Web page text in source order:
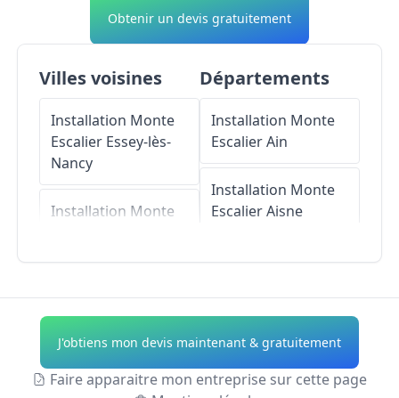
Obtenir un devis gratuitement
Villes voisines
Installation Monte
Escalier Essey-lès-
Nancy
Installation Monte
Escalier
Installation Monte
Escalier
Malzéville
Départements
Installation Monte
EscalierAin
Installation Monte
EscalierAisne
Installation Monte
EscalierAlpes-de-
Haute-Provence
J'obtiens mon devis maintenant & gratuitement
Faire apparaitre mon entreprise sur cette page